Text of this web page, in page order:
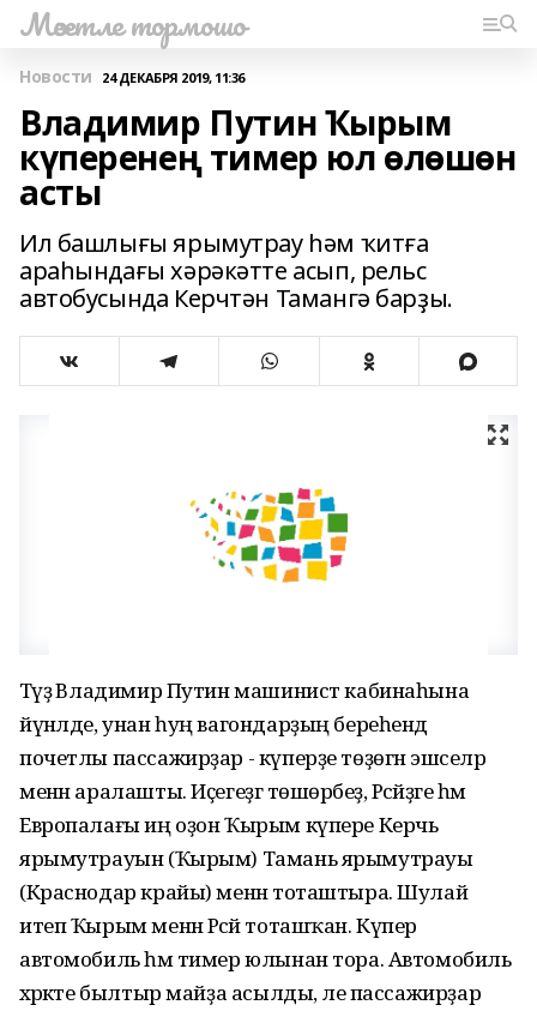
Мәсетле тормошо
Новости 24 ДЕКАБРЯ 2019, 11:36
Владимир Путин Ҡырым
күперенең тимер юл өлөшөн
асты
Ил башлығы ярымутрау һәм ҡитға
араһындағы хәрәкәтте асып, рельс
автобусында Керчтән Тамангә барҙы.
Тәүҙә Владимир Путин машинист кабинаһына
йүнәлде, унан һуң вагондарҙың береһендә
почетлы пассажирҙар - күперҙе төҙөгән эшселәр
менән аралашты. Иҫегеҙгә төшөрәбеҙ, Рәсәйҙәге һәм
Европалағы иң оҙон Ҡырым күпере Керчь
ярымутрауын (Ҡырым) Тамань ярымутрауы
(Краснодар крайы) менән тоташтыра. Шулай
итеп Ҡырым менән Рәсәй тоташҡан. Күпер
автомобиль һәм тимер юлынан тора. Автомобиль
хәрәкәте былтыр майҙа асылды, әле пассажирҙар